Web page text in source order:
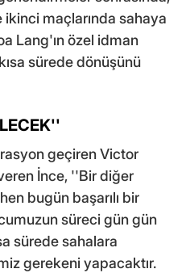
ikinci maçlarında sahaya
Lang'ın özel idman
sürede dönüşünü
geçiren Victor
İnce, ''Bir diğer
bugün başarılı bir
süreci gün gün
sürede sahalara
gerekeni yapacaktır.